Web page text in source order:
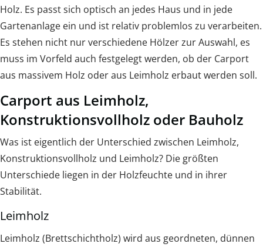
Holz. Es passt sich optisch an jedes Haus und in jede
Gartenanlage ein und ist relativ problemlos zu verarbeiten.
Es stehen nicht nur verschiedene Hölzer zur Auswahl, es
muss im Vorfeld auch festgelegt werden, ob der Carport
aus massivem Holz oder aus Leimholz erbaut werden soll.
Carport aus Leimholz,
Konstruktionsvollholz oder Bauholz
Was ist eigentlich der Unterschied zwischen Leimholz,
Konstruktionsvollholz und Leimholz? Die größten
Unterschiede liegen in der Holzfeuchte und in ihrer
Stabilität.
Leimholz
Leimholz (Brettschichtholz) wird aus geordneten, dünnen